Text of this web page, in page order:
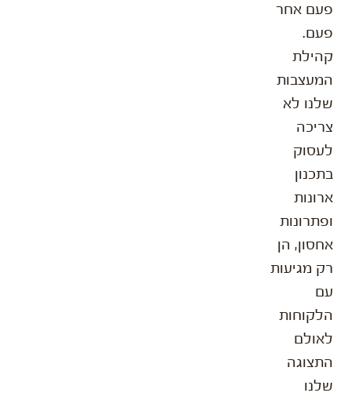
פעם אחר
פעם.
קהילת
המעצבות
שלנו לא
צריכה
לעסוק
בתכנון
ארונות
ופתרונות
אחסון, הן
רק מגיעות
עם
הלקוחות
לאולם
התצוגה
שלנו